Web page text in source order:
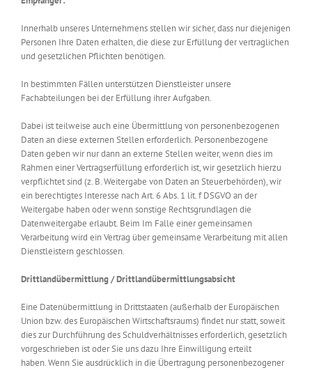
Innerhalb unseres Unternehmens stellen wir sicher, dass nur diejenigen
Personen Ihre Daten erhalten, die diese zur Erfüllung der vertraglichen
und gesetzlichen Pflichten benötigen.
In bestimmten Fällen unterstützen Dienstleister unsere
Fachabteilungen bei der Erfüllung ihrer Aufgaben.
Dabei ist teilweise auch eine Übermittlung von personenbezogenen
Daten an diese externen Stellen erforderlich. Personenbezogene
Daten geben wir nur dann an externe Stellen weiter, wenn dies im
Rahmen einer Vertragserfüllung erforderlich ist, wir gesetzlich hierzu
verpflichtet sind (z. B. Weitergabe von Daten an Steuerbehörden), wir
ein berechtigtes Interesse nach Art. 6 Abs. 1 lit. f DSGVO an der
Weitergabe haben oder wenn sonstige Rechtsgrundlagen die
Datenweitergabe erlaubt. Beim Im Falle einer gemeinsamen
Verarbeitung wird ein Vertrag über gemeinsame Verarbeitung mit allen
Dienstleistern geschlossen.
Drittlandübermittlung / Drittlandübermittlungsabsicht
Eine Datenübermittlung in Drittstaaten (außerhalb der Europäischen
Union bzw. des Europäischen Wirtschaftsraums) findet nur statt, soweit
dies zur Durchführung des Schuldverhältnisses erforderlich, gesetzlich
vorgeschrieben ist oder Sie uns dazu Ihre Einwilligung erteilt
haben. Wenn Sie ausdrücklich in die Übertragung personenbezogener